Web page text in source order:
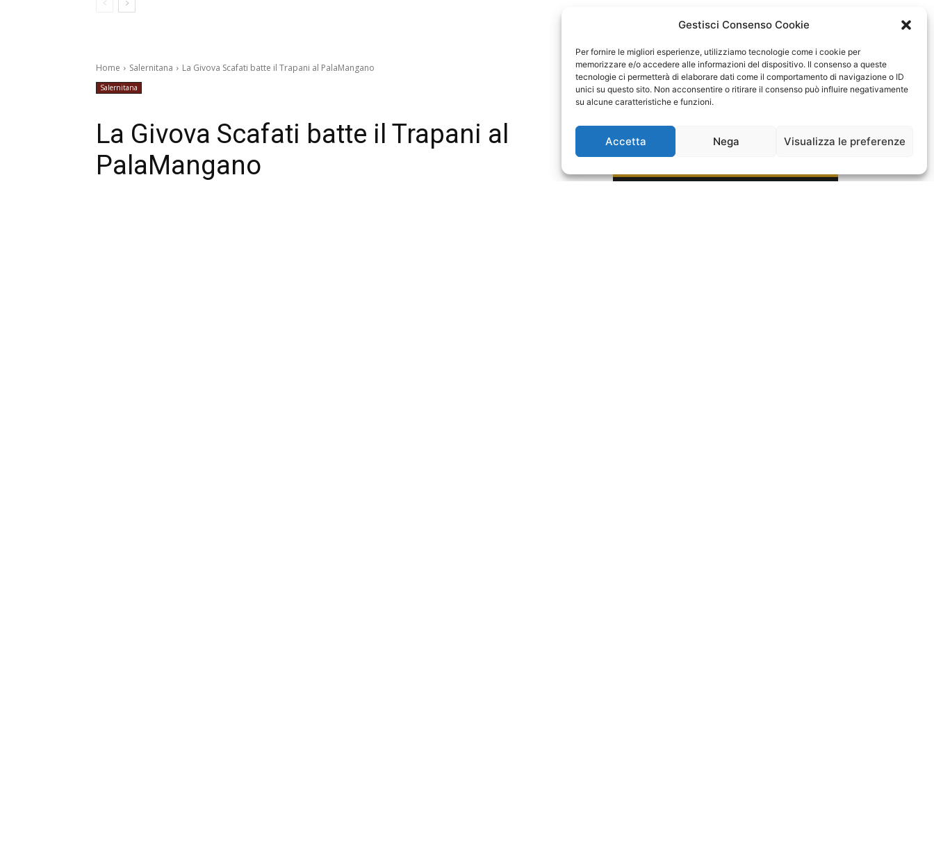
Gestisci Consenso Cookie
Per fornire le migliori esperienze, utilizziamo tecnologie come i cookie per
memorizzare e/o accedere alle informazioni del dispositivo. Il consenso a queste
tecnologie ci permetterà di elaborare dati come il comportamento di navigazione o ID
unici su questo sito. Non acconsentire o ritirare il consenso può influire negativamente
su alcune caratteristiche e funzioni.
Accetta Nega Visualizza le preferenze